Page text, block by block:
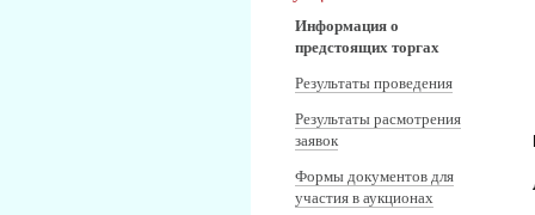
Информация о
предстоящих торгах
Результаты проведения
Результаты расмотрения
заявок
Формы документов для
участия в аукционах